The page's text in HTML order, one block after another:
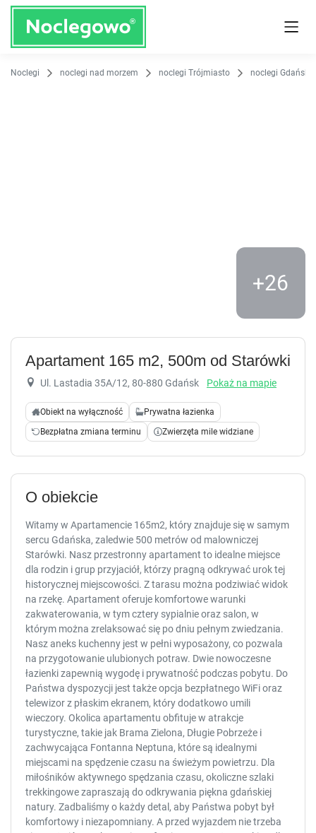
O obiekcie Udogodnienia Kontakt
Noclegi noclegi nad morzem noclegi Trójmiasto noclegi Gdańsk
+26
Apartament 165 m2, 500m od
Starówki
Ul. Lastadia 35A/12 , 80-880 Gdańsk Pokaż na mapie
Obiekt na wyłączność
Prywatna łazienka
Witamy w Apartamencie 165m2, który znajduje się w samym
sercu Gdańska, zaledwie 500 metrów od malowniczej
Starówki. Nasz przestronny apartament to idealne miejsce
dla rodzin i grup przyjaciół, którzy pragną odkrywać urok tej
historycznej miejscowości. Z tarasu można podziwiać widok
na rzekę. Apartament oferuje komfortowe warunki
zakwaterowania, w tym cztery sypialnie oraz salon, w
którym można zrelaksować się po dniu pełnym zwiedzania.
Nasz aneks kuchenny jest w pełni wyposażony, co pozwala
na przygotowanie ulubionych potraw. Dwie nowoczesne
łazienki zapewnią wygodę i prywatność podczas pobytu. Do
Państwa dyspozycji jest także opcja bezpłatnego WiFi oraz
telewizor z płaskim ekranem, który dodatkowo umili
wieczory. Okolica apartamentu obfituje w atrakcje
turystyczne, takie jak Brama Zielona, Długie Pobrzeże i
zachwycająca Fontanna Neptuna, które są idealnymi
miejscami na spędzenie czasu na świeżym powietrzu. Dla
miłośników aktywnego spędzania czasu, okoliczne szlaki
trekkingowe zapraszają do odkrywania piękna gdańskiej
natury. Zadbaliśmy o każdy detal, aby Państwa pobyt był